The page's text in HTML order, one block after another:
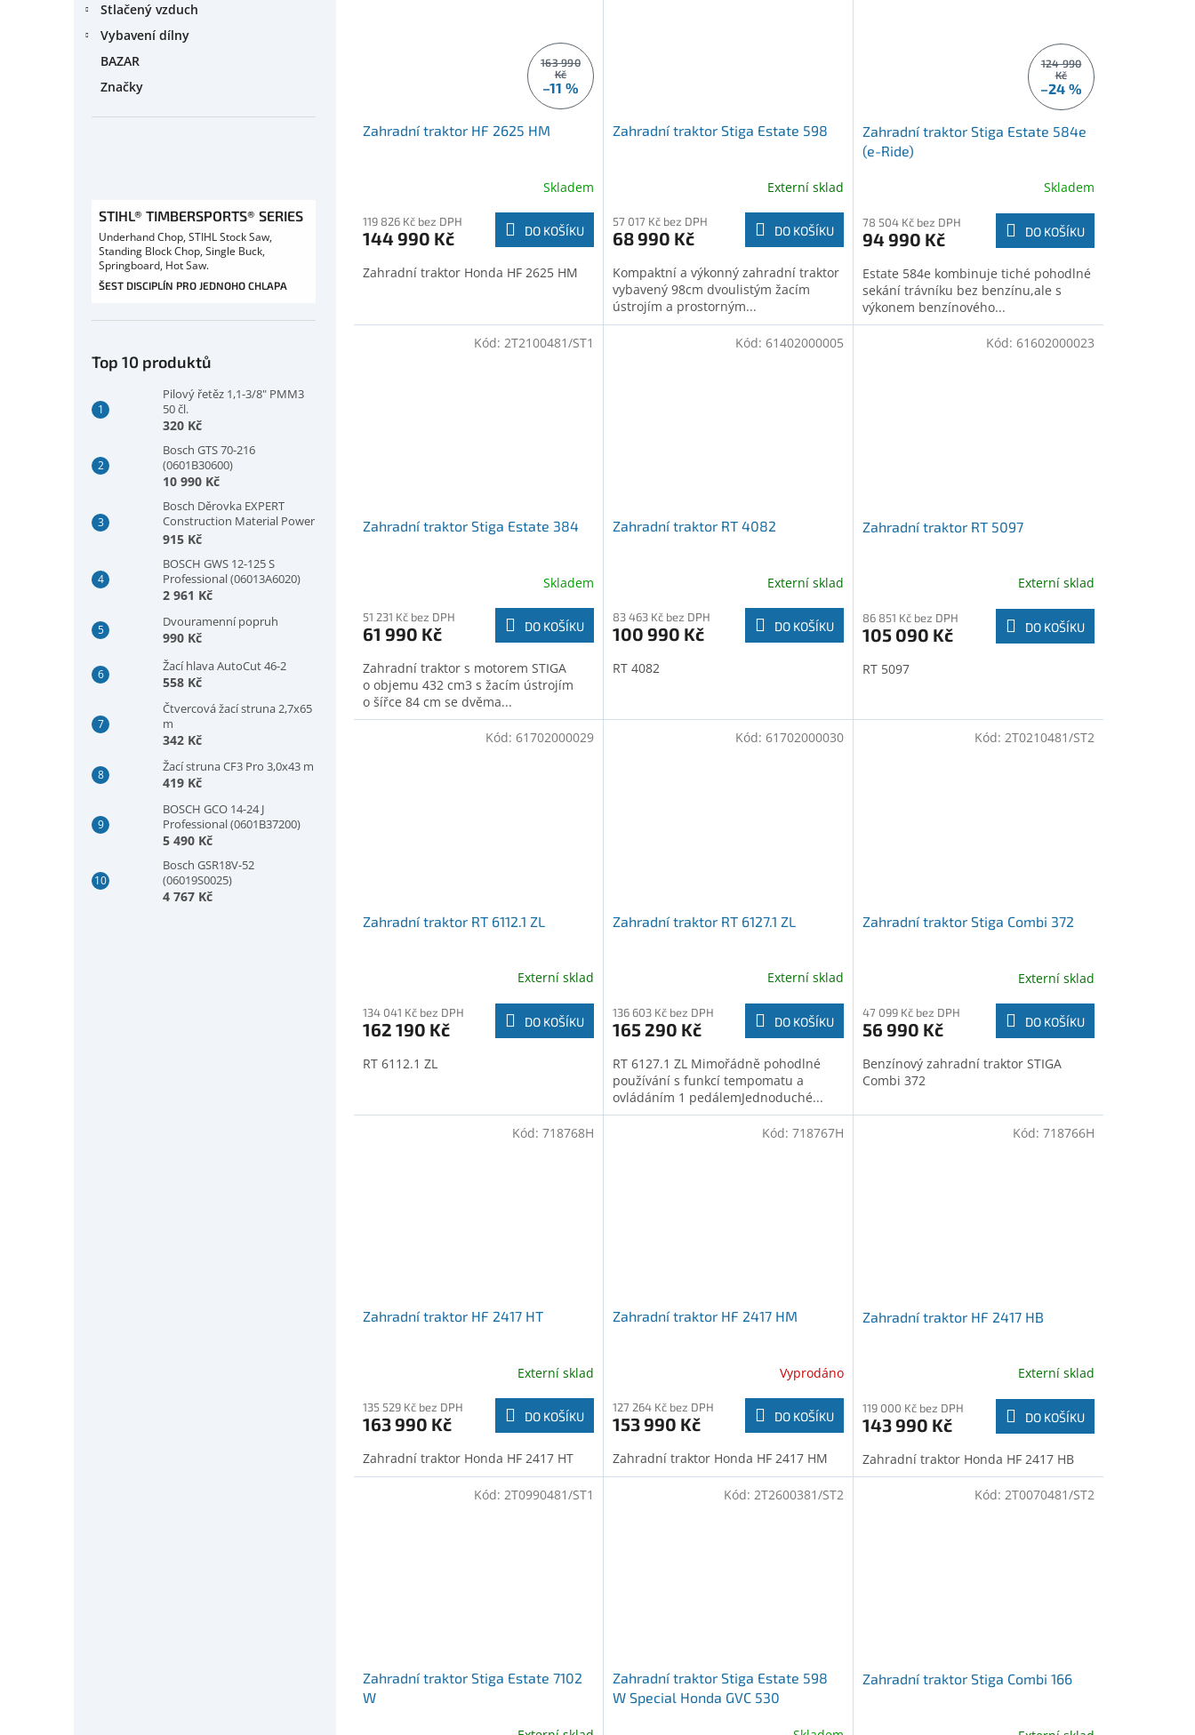
Stlačený vzduch
Vybavení dílny
BAZAR
Značky
STIHL® TIMBERSPORTS® SERIES
Underhand Chop, STIHL Stock Saw,
Standing Block Chop, Single Buck,
Springboard, Hot Saw.
ŠEST DISCIPLÍN PRO JEDNOHO CHLAPA
Top 10 produktů
Pilový řetěz 1,1-3/8" PMM3
50 čl.
320 Kč
Bosch GTS 70-216
(0601B30600)
10 990 Kč
Bosch Děrovka EXPERT
Construction Material Power
Change Plus, 73 × 60 mm
915 Kč
BOSCH GWS 12-125 S
Professional (06013A6020)
2 961 Kč
Dvouramenní popruh
990 Kč
Žací hlava AutoCut 46-2
558 Kč
Čtvercová žací struna 2,7x65
m
342 Kč
Žací struna CF3 Pro 3,0x43 m
419 Kč
BOSCH GCO 14-24 J
Professional (0601B37200)
5 490 Kč
Bosch GSR18V-52
(06019S0025)
4 767 Kč
163 990
Kč
–11 %
Zahradní traktor HF 2625 HM
Skladem
119 826 Kč bez DPH
144 990 Kč DO KOŠÍKU
Zahradní traktor Honda HF 2625 HM
Zahradní traktor Stiga Estate 598
Externí sklad
57 017 Kč bez DPH
68 990 Kč DO KOŠÍKU
Kompaktní a výkonný zahradní traktor
vybavený 98cm dvoulistým žacím
ústrojím a prostorným...
124 990
Kč
–24 %
Zahradní traktor Stiga Estate 584e
(e-Ride)
Skladem
78 504 Kč bez DPH
94 990 Kč DO KOŠÍKU
Estate 584e kombinuje tiché pohodlné
sekání trávníku bez benzínu,ale s
výkonem benzínového...
Zahradní traktor Stiga Estate 384
Skladem
51 231 Kč bez DPH
61 990 Kč DO KOŠÍKU
Zahradní traktor s motorem STIGA
o objemu 432 cm3 s žacím ústrojím
o šířce 84 cm se dvěma...
Kód: 2T2100481/ST1
Zahradní traktor RT 4082
Externí sklad
83 463 Kč bez DPH
100 990 Kč DO KOŠÍKU
RT 4082
Kód: 61402000005
Zahradní traktor RT 5097
Externí sklad
86 851 Kč bez DPH
105 090 Kč DO KOŠÍKU
RT 5097
Kód: 61602000023
Zahradní traktor RT 6112.1 ZL
Externí sklad
134 041 Kč bez DPH
162 190 Kč DO KOŠÍKU
RT 6112.1 ZL
Kód: 61702000029
Zahradní traktor RT 6127.1 ZL
Externí sklad
136 603 Kč bez DPH
165 290 Kč DO KOŠÍKU
RT 6127.1 ZL Mimořádně pohodlné
používání s funkcí tempomatu a
ovládáním 1 pedálemJednoduché...
Kód: 61702000030
Zahradní traktor Stiga Combi 372
Externí sklad
47 099 Kč bez DPH
56 990 Kč DO KOŠÍKU
Benzínový zahradní traktor STIGA
Combi 372
Kód: 2T0210481/ST2
Zahradní traktor HF 2417 HT
Externí sklad
135 529 Kč bez DPH
163 990 Kč DO KOŠÍKU
Zahradní traktor Honda HF 2417 HT
Kód: 718768H
Zahradní traktor HF 2417 HM
Vyprodáno
127 264 Kč bez DPH
153 990 Kč DO KOŠÍKU
Zahradní traktor Honda HF 2417 HM
Kód: 718767H
Zahradní traktor HF 2417 HB
Externí sklad
119 000 Kč bez DPH
143 990 Kč DO KOŠÍKU
Zahradní traktor Honda HF 2417 HB
Kód: 718766H
Zahradní traktor Stiga Estate 7102
W
Kód: 2T0990481/ST1
Zahradní traktor Stiga Estate 598
W Special Honda GVC 530
Kód: 2T2600381/ST2
Zahradní traktor Stiga Combi 166
Kód: 2T0070481/ST2